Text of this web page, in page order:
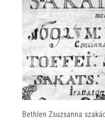
Bethlen Zsuzsanna